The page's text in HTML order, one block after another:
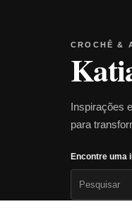
CROCHÊ &
Inspirações
para
Encontre uma